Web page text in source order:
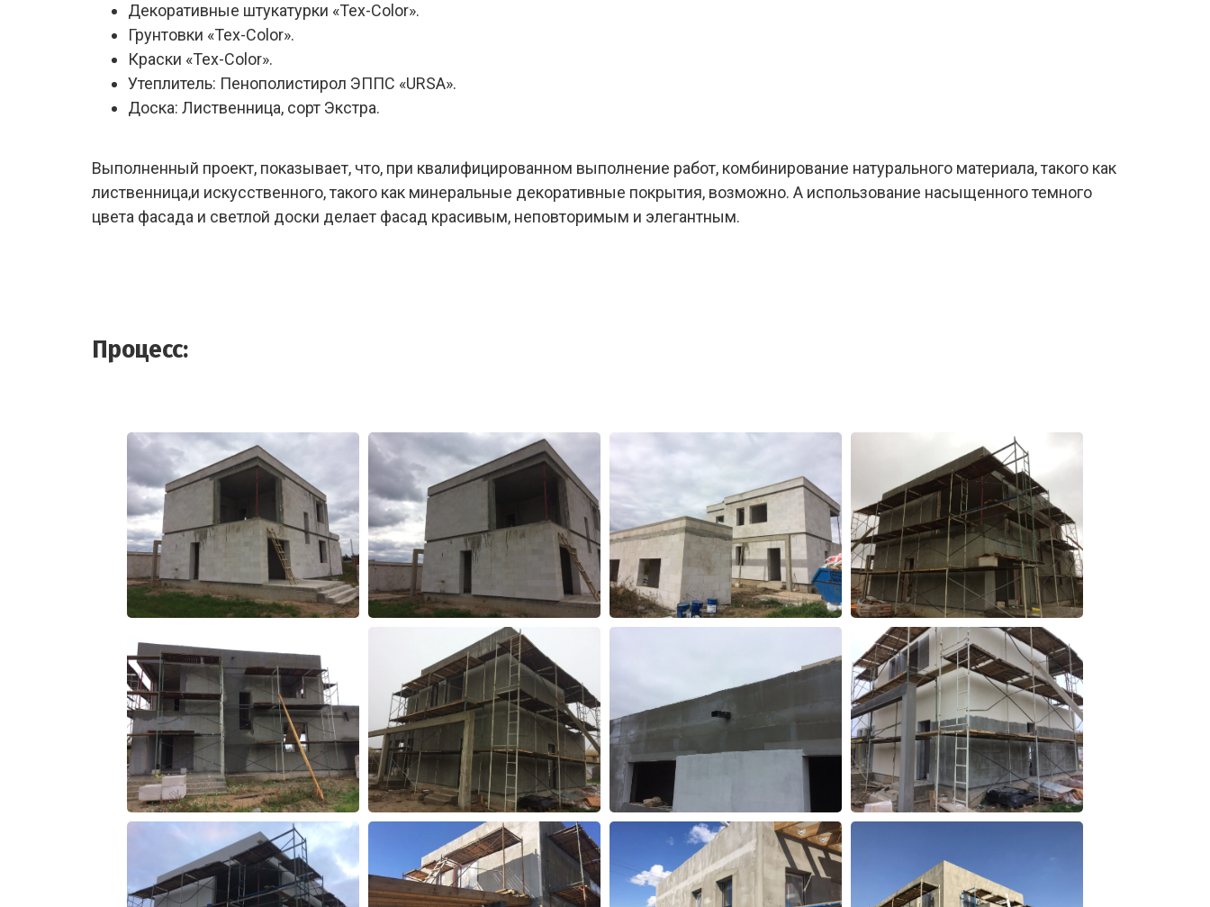
Декоративные штукатурки «Tex-Color».
Грунтовки «Tex-Color».
Краски «Tex-Color».
Утеплитель: Пенополистирол ЭППС «URSA».
Доска: Лиственница, сорт Экстра.
Выполненный проект, показывает, что, при квалифицированном выполнение работ, комбинирование натурального материала, такого как
лиственница,и искусственного, такого как минеральные декоративные покрытия, возможно. А использование насыщенного темного
цвета фасада и светлой доски делает фасад красивым, неповторимым и элегантным.
Процесс: